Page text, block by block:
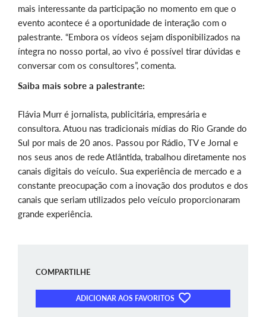
mais interessante da participação no momento em que o
evento acontece é a oportunidade de interação com o
palestrante. “Embora os vídeos sejam disponibilizados na
íntegra no nosso portal, ao vivo é possível tirar dúvidas e
conversar com os consultores”, comenta.
Saiba mais sobre a palestrante:
Flávia Murr é jornalista, publicitária, empresária e
consultora. Atuou nas tradicionais mídias do Rio Grande do
Sul por mais de 20 anos. Passou por Rádio, TV e Jornal e
nos seus anos de rede Atlântida, trabalhou diretamente nos
canais digitais do veículo. Sua experiência de mercado e a
constante preocupação com a inovação dos produtos e dos
canais que seriam utilizados pelo veículo proporcionaram
grande experiência.
COMPARTILHE
ADICIONAR AOS FAVORITOS